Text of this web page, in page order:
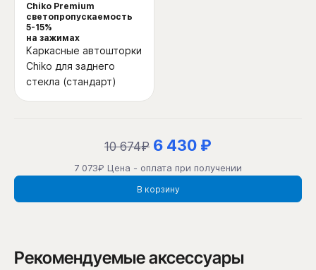
Chiko Premium
светопропускаемость
5-15%
на зажимах
Каркасные автошторки
Chiko для заднего
стекла (стандарт)
10 674₽ 6 430 ₽
7 073₽ Цена - оплата при получении
В корзину
Рекомендуемые аксессуары